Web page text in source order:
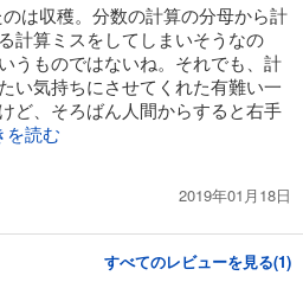
は収穫。分数の計算の分母から計
計算ミスをしてしまいそうなの
うものではないね。それでも、計
い気持ちにさせてくれた有難い一
ど、そろばん人間からすると右手
を読む
2019年01月18日
すべてのレビューを見る(1)